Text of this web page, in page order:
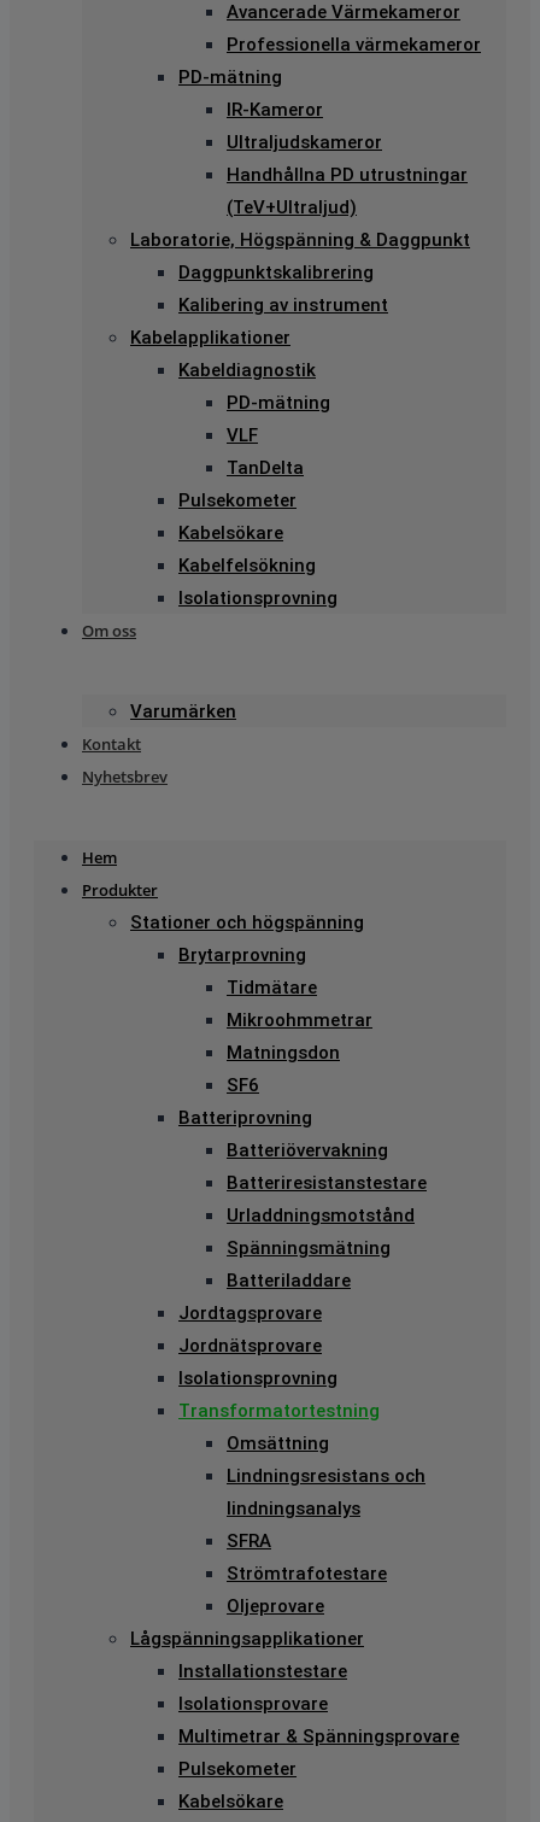
Avancerade Värmekameror
Professionella värmekameror
PD-mätning
IR-Kameror
Ultraljudskameror
Handhållna PD utrustningar
(TeV+Ultraljud)
Laboratorie, Högspänning & Daggpunkt
Daggpunktskalibrering
Kalibering av instrument
Kabelapplikationer
Kabeldiagnostik
PD-mätning
VLF
TanDelta
Pulsekometer
Kabelsökare
Kabelfelsökning
Isolationsprovning
Om oss
Varumärken
Kontakt
Nyhetsbrev
Hem
Produkter
Stationer och högspänning
Brytarprovning
Tidmätare
Mikroohmmetrar
Matningsdon
SF6
Batteriprovning
Batteriövervakning
Batteriresistanstestare
Urladdningsmotstånd
Spänningsmätning
Batteriladdare
Jordtagsprovare
Jordnätsprovare
Isolationsprovning
Transformatortestning
Omsättning
Lindningsresistans och
lindningsanalys
SFRA
Strömtrafotestare
Oljeprovare
Lågspänningsapplikationer
Installationstestare
Isolationsprovare
Multimetrar & Spänningsprovare
Pulsekometer
Kabelsökare